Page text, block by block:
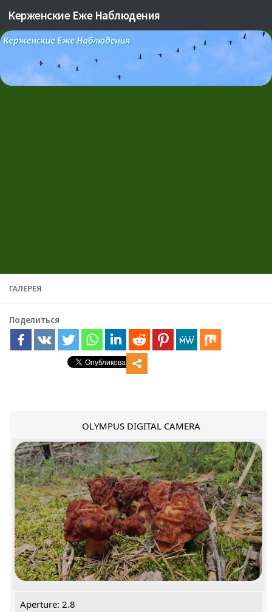
Skip to content
Керженские Еже Наблюдения
ГАЛЕРЕЯ
Поделиться
OLYMPUS DIGITAL CAMERA
Aperture: 2.8